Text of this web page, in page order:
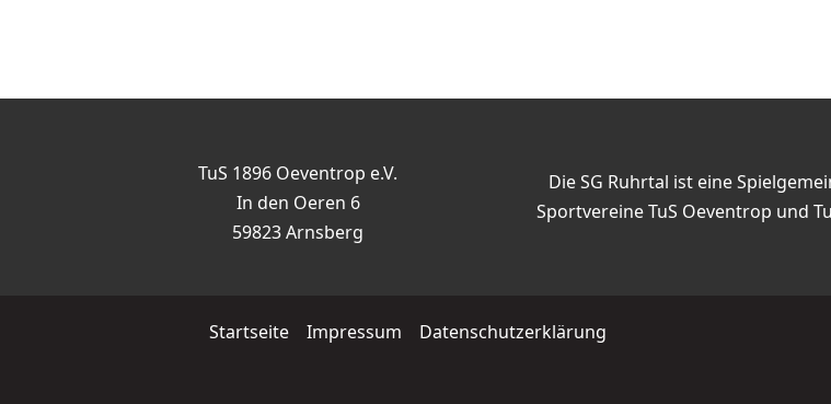
TuS 1896 Oeventrop e.V.
In den Oeren 6
59823 Arnsberg
Die SG Ruhrtal ist eine
Sportvereine TuS Oeventrop und
Startseite Impressum Datenschutzerklärung